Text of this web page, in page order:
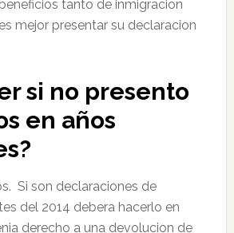
tanto de inmigracion
mejor presentar su declaracion
si no presento
en años
Si son declaraciones de
del 2014 debera hacerlo en
derecho a una devolucion de